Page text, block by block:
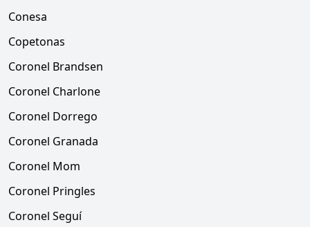
Conesa
Copetonas
Coronel Brandsen
Coronel Charlone
Coronel Dorrego
Coronel Granada
Coronel Mom
Coronel Pringles
Coronel Seguí